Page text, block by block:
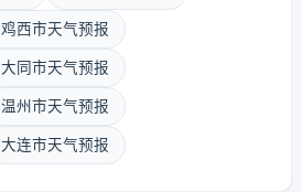
鸡西市天气预报
大同市天气预报
温州市天气预报
大连市天气预报